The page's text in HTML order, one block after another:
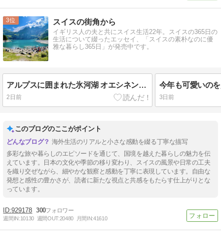
3 スイスの街角から
イギリス人の夫と共にスイス生活22年。スイスの365日の
生活について綴ったエッセイ、「スイスの素朴なのに優
雅な暮らし365日」が発売中です。
アルプスに囲まれた氷河湖 オエシネン湖（エッシネン湖）🇨🇭
2日前
今年も可愛いの
3日前
このブログのここがポイント
海外生活のリアルと小さな感動を綴る丁寧な描写
多彩な旅や暮らしのエピソードを通じて、国境を越えた暮らしの魅力を伝
えています。日本の文化や季節の移り変わり、スイスの風景や日常の工夫
を織り交ぜながら、細やかな観察と感動を丁寧に表現しています。自由な
発想と感性の豊かさが、読者に新たな視点と共感をもたらす仕上がりとな
っています。
929178 300
週間IN:10130 週間OUT:20480 月間IN:41610